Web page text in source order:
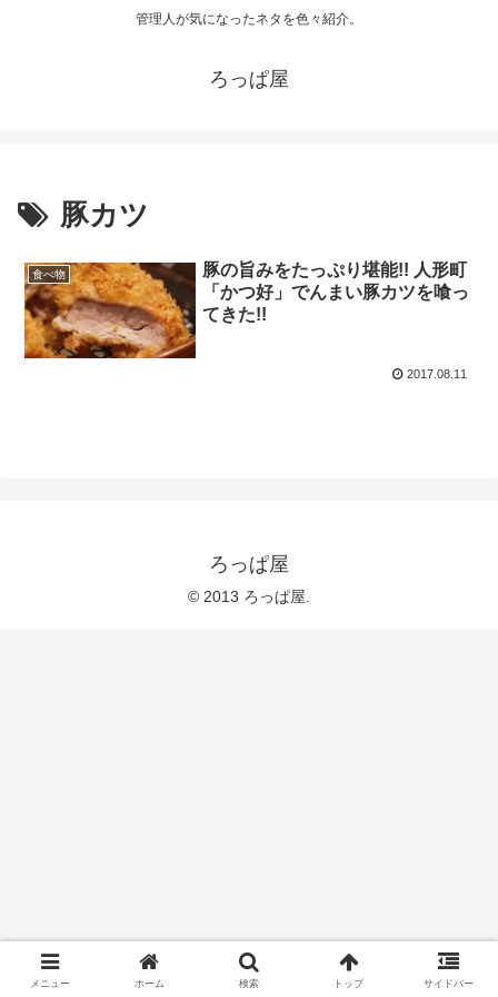
管理人が気になったネタを色々紹介。
ろっぱ屋
豚カツ
食べ物
豚の旨みをたっぷり堪能!! 人形町
「かつ好」でんまい豚カツを喰っ
てきた!!
2017.08.11
ろっぱ屋
© 2013 ろっぱ屋.
メニュー ホーム 検索 トップ サイドバー